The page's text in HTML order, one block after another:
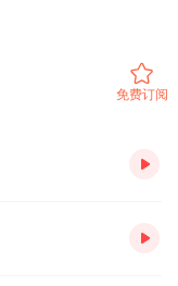
免费订阅